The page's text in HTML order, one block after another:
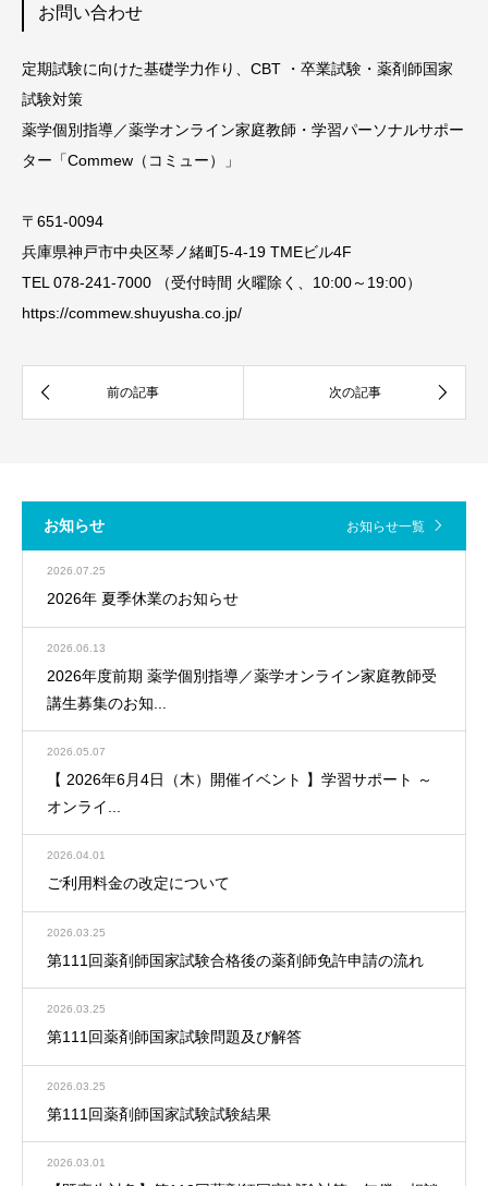
お問い合わせ
定期試験に向けた基礎学力作り、CBT ・卒業試験・薬剤師国家
試験対策
薬学個別指導／薬学オンライン家庭教師・学習パーソナルサポー
ター「Commew（コミュー）」
〒651-0094
兵庫県神戸市中央区琴ノ緒町5-4-19 TMEビル4F
TEL 078-241-7000 （受付時間 火曜除く、10:00～19:00）
https://commew.shuyusha.co.jp/
お知らせ お知らせ一覧
2026.07.25
2026年 夏季休業のお知らせ
2026.06.13
2026年度前期 薬学個別指導／薬学オンライン家庭教師受
講生募集のお知...
2026.05.07
【 2026年6月4日（木）開催イベント 】学習サポート ～
オンライ...
2026.04.01
ご利用料金の改定について
2026.03.25
第111回薬剤師国家試験合格後の薬剤師免許申請の流れ
2026.03.25
第111回薬剤師国家試験問題及び解答
2026.03.25
第111回薬剤師国家試験試験結果
2026.03.01